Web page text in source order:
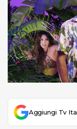
Aggiungi Tv